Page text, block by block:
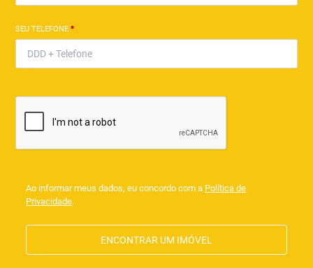
SEU TELEFONE*
Ao informar meus dados, eu concordo com a Política de
Privacidade.
ENCONTRAR UM IMÓVEL